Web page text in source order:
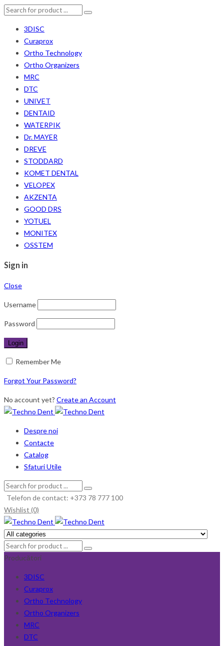
3DISC
Curaprox
Ortho Technology
Ortho Organizers
MRC
DTC
UNIVET
DENTAID
WATERPIK
Dr. MAYER
DREVE
STODDARD
KOMET DENTAL
VELOPEX
AKZENTA
GOOD DRS
YOTUEL
MONITEX
OSSTEM
Sign in
Close
Username
Password
Remember Me
Forgot Your Password?
No account yet? Create an Account
Despre noi
Contacte
Catalog
Sfaturi Utile
Telefon de contact: +373 78 777 100
Wishlist (0)
Producători
3DISC
Curaprox
Ortho Technology
Ortho Organizers
MRC
DTC